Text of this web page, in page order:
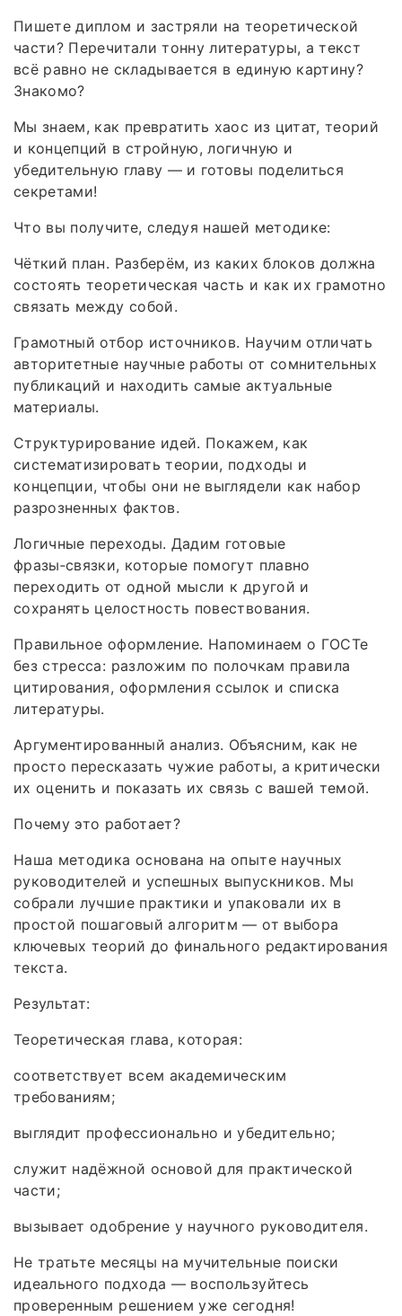
Пишете диплом и застряли на теоретической
части? Перечитали тонну литературы, а текст
всё равно не складывается в единую картину?
Знакомо?
Мы знаем, как превратить хаос из цитат, теорий
и концепций в стройную, логичную и
убедительную главу — и готовы поделиться
секретами!
Что вы получите, следуя нашей методике:
Чёткий план. Разберём, из каких блоков должна
состоять теоретическая часть и как их грамотно
связать между собой.
Грамотный отбор источников. Научим отличать
авторитетные научные работы от сомнительных
публикаций и находить самые актуальные
материалы.
Структурирование идей. Покажем, как
систематизировать теории, подходы и
концепции, чтобы они не выглядели как набор
разрозненных фактов.
Логичные переходы. Дадим готовые
фразы‑связки, которые помогут плавно
переходить от одной мысли к другой и
сохранять целостность повествования.
Правильное оформление. Напоминаем о ГОСТе
без стресса: разложим по полочкам правила
цитирования, оформления ссылок и списка
литературы.
Аргументированный анализ. Объясним, как не
просто пересказать чужие работы, а критически
их оценить и показать их связь с вашей темой.
Почему это работает?
Наша методика основана на опыте научных
руководителей и успешных выпускников. Мы
собрали лучшие практики и упаковали их в
простой пошаговый алгоритм — от выбора
ключевых теорий до финального редактирования
текста.
Результат:
Теоретическая глава, которая:
соответствует всем академическим
требованиям;
выглядит профессионально и убедительно;
служит надёжной основой для практической
части;
вызывает одобрение у научного руководителя.
Не тратьте месяцы на мучительные поиски
идеального подхода — воспользуйтесь
проверенным решением уже сегодня!